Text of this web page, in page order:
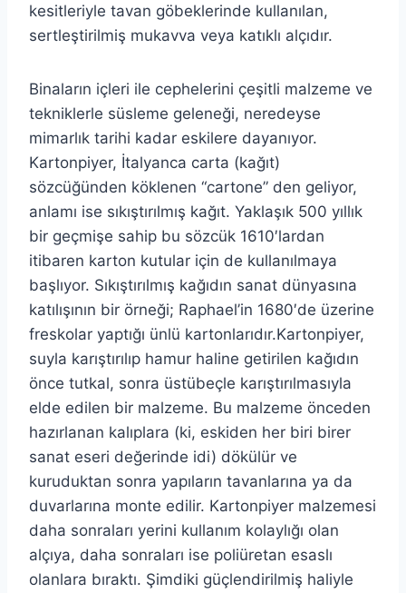
kesitleriyle tavan göbeklerinde kullanılan,
sertleştirilmiş mukavva veya katıklı alçıdır.
Binaların içleri ile cephelerini çeşitli malzeme ve
tekniklerle süsleme geleneği, neredeyse
mimarlık tarihi kadar eskilere dayanıyor.
Kartonpiyer, İtalyanca carta (kağıt)
sözcüğünden köklenen “cartone” den geliyor,
anlamı ise sıkıştırılmış kağıt. Yaklaşık 500 yıllık
bir geçmişe sahip bu sözcük 1610′lardan
itibaren karton kutular için de kullanılmaya
başlıyor. Sıkıştırılmış kağıdın sanat dünyasına
katılışının bir örneği; Raphael’in 1680′de üzerine
freskolar yaptığı ünlü kartonlarıdır.Kartonpiyer,
suyla karıştırılıp hamur haline getirilen kağıdın
önce tutkal, sonra üstübeçle karıştırılmasıyla
elde edilen bir malzeme. Bu malzeme önceden
hazırlanan kalıplara (ki, eskiden her biri birer
sanat eseri değerinde idi) dökülür ve
kuruduktan sonra yapıların tavanlarına ya da
duvarlarına monte edilir. Kartonpiyer malzemesi
daha sonraları yerini kullanım kolaylığı olan
alçıya, daha sonraları ise poliüretan esaslı
olanlara bıraktı. Şimdiki güçlendirilmiş haliyle